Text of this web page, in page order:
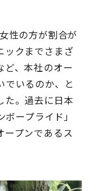
性の方が割合が
ックまでさまざ
ど、本社のオー
でいるのか、と
た。過去に日本
ープライド」
ープンであるス